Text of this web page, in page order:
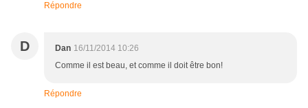
Répondre
D Dan 16/11/2014 10:26
Comme il est beau, et comme il doit être bon!
Répondre